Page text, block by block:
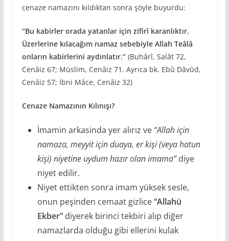
cenaze namazını kıldıktan sonra şöyle buyurdu:
“Bu kabirler orada yatanlar için zifirî karanlıktır.
Üzerlerine kılacağım namaz sebebiyle Allah Teâlâ
onların kabirlerini aydınlatır.” (Buhârî, Salât 72,
Cenâiz 67; Müslim, Cenâiz 71. Ayrıca bk. Ebû Dâvûd,
Cenâiz 57; İbni Mâce, Cenâiz 32)
Cenaze Namazının Kılınışı?
İmamin arkasinda yer alırız ve “Allah için
namaza, meyyit için duaya, er kişi (veya hatun
kişi) niyetine uydum hazır olan imama”diye
niyet edilir.
Niyet ettikten sonra imam yüksek sesle,
onun peşinden cemaat gizlice“Allahü
Ekber”diyerek birinci tekbiri alıp diğer
namazlarda olduğu gibi ellerini kulak